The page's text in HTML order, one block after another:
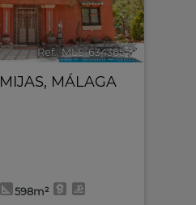
Ref.. MLS-634365 🔗
MIJAS, MÁLAGA
598m²